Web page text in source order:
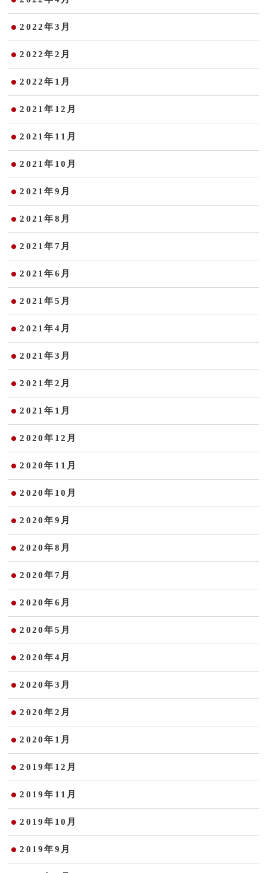
2022年3月
2022年2月
2022年1月
2021年12月
2021年11月
2021年10月
2021年9月
2021年8月
2021年7月
2021年6月
2021年5月
2021年4月
2021年3月
2021年2月
2021年1月
2020年12月
2020年11月
2020年10月
2020年9月
2020年8月
2020年7月
2020年6月
2020年5月
2020年4月
2020年3月
2020年2月
2020年1月
2019年12月
2019年11月
2019年10月
2019年9月